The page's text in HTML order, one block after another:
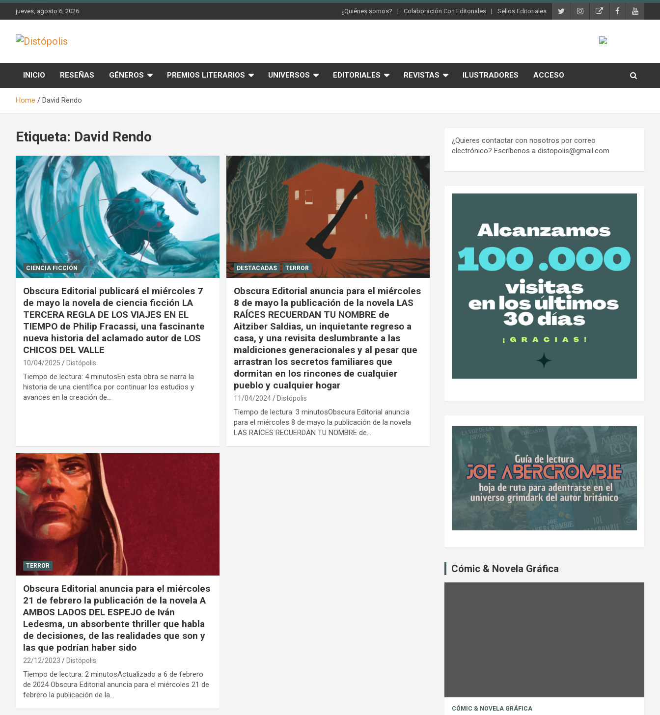
Skip
jueves, agosto 6, 2026 ¿Quiénes somos? Colaboración Con Editoriales Sellos Editoriales
Distópolis
INICIO RESEÑAS GÉNEROS PREMIOS LITERARIOS UNIVERSOS EDITORIALES REVISTAS ILUSTRADORES ACCESO
Home David Rendo
Etiqueta: David Rendo
CIENCIA FICCIÓN
Obscura Editorial publicará el miércoles 7
de mayo la novela de ciencia ficción LA
TERCERA REGLA DE LOS VIAJES EN EL
TIEMPO de Philip Fracassi, una fascinante
nueva historia del aclamado autor de LOS
CHICOS DEL VALLE
10/04/2025 Distópolis
Tiempo de lectura: 4 minutosEn esta obra se narra la
historia de una científica por continuar los estudios y
avances en la creación de…
DESTACADAS TERROR
Obscura Editorial anuncia para el miércoles
8 de mayo la publicación de la novela LAS
RAÍCES RECUERDAN TU NOMBRE de
Aitziber Saldias, un inquietante regreso a
casa, y una revisita deslumbrante a las
maldiciones generacionales y al pesar que
arrastran los secretos familiares que
dormitan en los rincones de cualquier
pueblo y cualquier hogar
11/04/2024 Distópolis
Tiempo de lectura: 3 minutosObscura Editorial anuncia
para el miércoles 8 de mayo la publicación de la novela
LAS RAÍCES RECUERDAN TU NOMBRE de…
TERROR
Obscura Editorial anuncia para el miércoles
21 de febrero la publicación de la novela A
AMBOS LADOS DEL ESPEJO de Iván
Ledesma, un absorbente thriller que habla
de decisiones, de las realidades que son y
las que podrían haber sido
22/12/2023 Distópolis
Tiempo de lectura: 2 minutosActualizado a 6 de febrero
de 2024 Obscura Editorial anuncia para el miércoles 21 de
febrero la publicación de la…
¿Quieres contactar con nosotros por correo
electrónico? Escríbenos a distopolis@gmail.com
Cómic & Novela Gráfica
CÓMIC & NOVELA GRÁFICA